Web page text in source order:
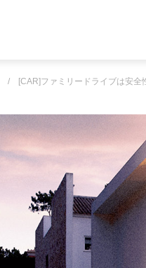
/ [CAR]ファミリードライブは安